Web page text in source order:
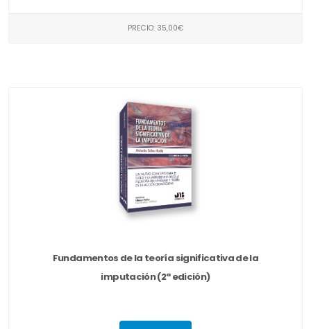
PRECIO: 35,00€
Fundamentos de la teoría significativa de la
imputación (2ª edición)